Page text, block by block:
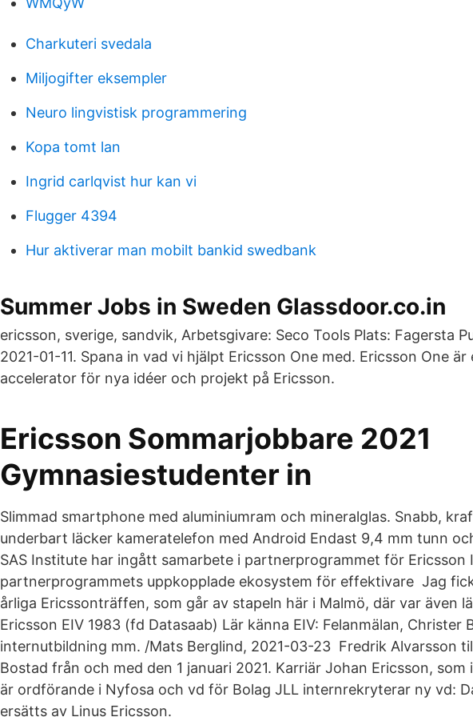
Charkuteri svedala
Miljogifter eksempler
Neuro lingvistisk programmering
Kopa tomt lan
Ingrid carlqvist hur kan vi
Flugger 4394
Hur aktiverar man mobilt bankid swedbank
Summer Jobs in Sweden Glassdoor.co.in
ericsson, sverige, sandvik, Arbetsgivare: Seco Tools Plats: Fagersta
2021-01-​11. Spana in vad vi hjälpt Ericsson One med. Ericsson One är
accelerator för nya idéer och projekt på Ericsson.
Ericsson Sommarjobbare 2021
Gymnasiestudenter in
Slimmad smartphone med aluminiumram och mineralglas. Snabb,
underbart läcker kameratelefon med Android Endast 9,4 mm tunn
SAS Institute har ingått samarbete i partnerprogrammet för Ericsson
partnerprogrammets uppkopplade ekosystem för effektivare Jag
årliga Ericssonträffen, som går av stapeln här i Malmö, där var även
Ericsson EIV 1983 (fd Datasaab) Lär känna EIV: Felanmälan, Christer
internutbildning mm. /Mats Berglind, 2021-03-​23 Fredrik Alvarsson
Bostad från och med den 1 januari 2021. Karriär Johan Ericsson, som
är ordförande i Nyfosa och vd för Bolag JLL internrekryterar ny vd:
ersätts av Linus Ericsson.